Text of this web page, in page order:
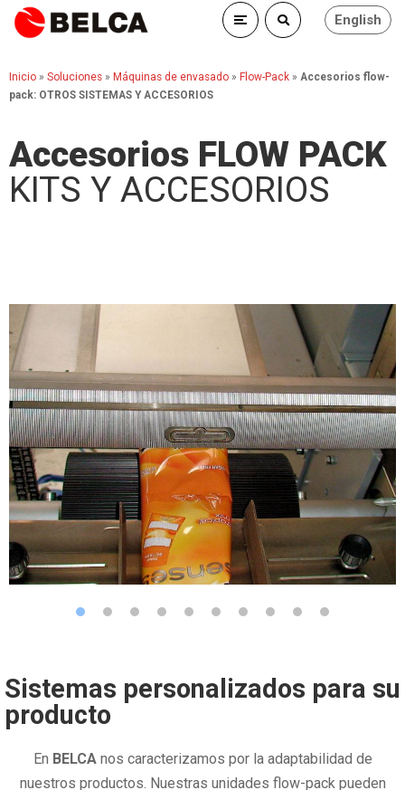
English
Inicio » Soluciones » Máquinas de envasado » Flow-Pack » Accesorios flow-
pack: OTROS SISTEMAS Y ACCESORIOS
Accesorios FLOW PACK
KITS Y ACCESORIOS
Sistemas personalizados para su
producto
En BELCAnos caracterizamos por la adaptabilidad de
nuestros productos. Nuestras unidades flow-pack pueden